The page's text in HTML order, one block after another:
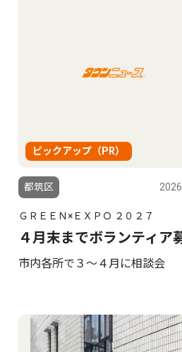
ピックアップ（PR）
都筑区
ＧＲＥＥＮ×ＥＸＰＯ ２０２７
４月末までボランティア
市内各所で３〜４月に相談会